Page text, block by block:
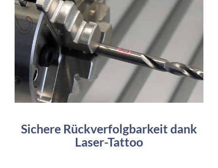
Sichere Rückverfolgbarkeit dank
Laser-Tattoo